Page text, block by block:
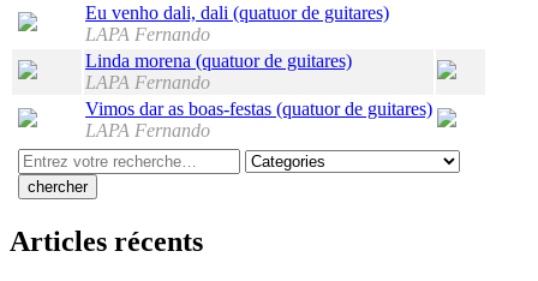
Eu venho dali, dali (quatuor de guitares)
LAPA Fernando
Linda morena (quatuor de guitares)
LAPA Fernando
Vimos dar as boas-festas (quatuor de guitares)
LAPA Fernando
Search
here
Articles récents